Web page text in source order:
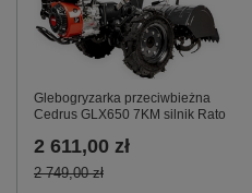
Glebogryzarka przeciwbieżna
Cedrus GLX650 7KM silnik Rato
2 611,00 zł
2 749,00 zł